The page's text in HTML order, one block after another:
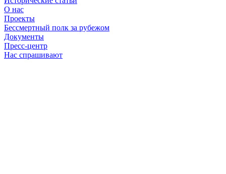
О нас
Проекты
Бессмертный полк за рубежом
Документы
Пресс-центр
Нас спрашивают